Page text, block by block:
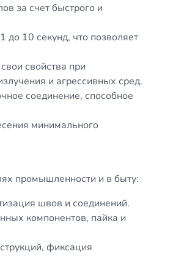
за счет быстрого и
до 10 секунд, что позволяет
свойства при
и агрессивных сред.
соединение, способное
минимального
промышленности и в быту:
швов и соединений.
компонентов, пайка и
фиксация